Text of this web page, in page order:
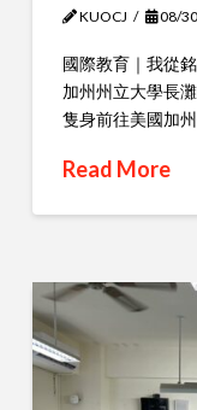
KUOCJ 08/
國際教育｜我從
加州州立大學長
隻身前往美國加
Read More